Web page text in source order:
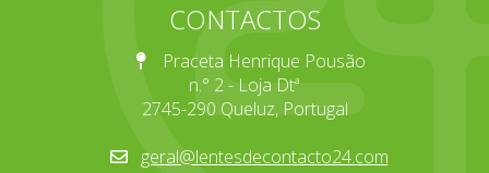
CONTACTOS
Praceta Henrique Pousão
n.° 2 - Loja Dtª
2745-290 Queluz, Portugal
geral@lentesdecontacto24.com